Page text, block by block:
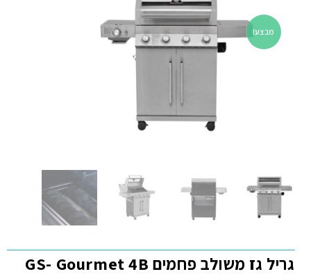
מבצע!
גריל גז משולב פחמים GS- Gourmet 4B